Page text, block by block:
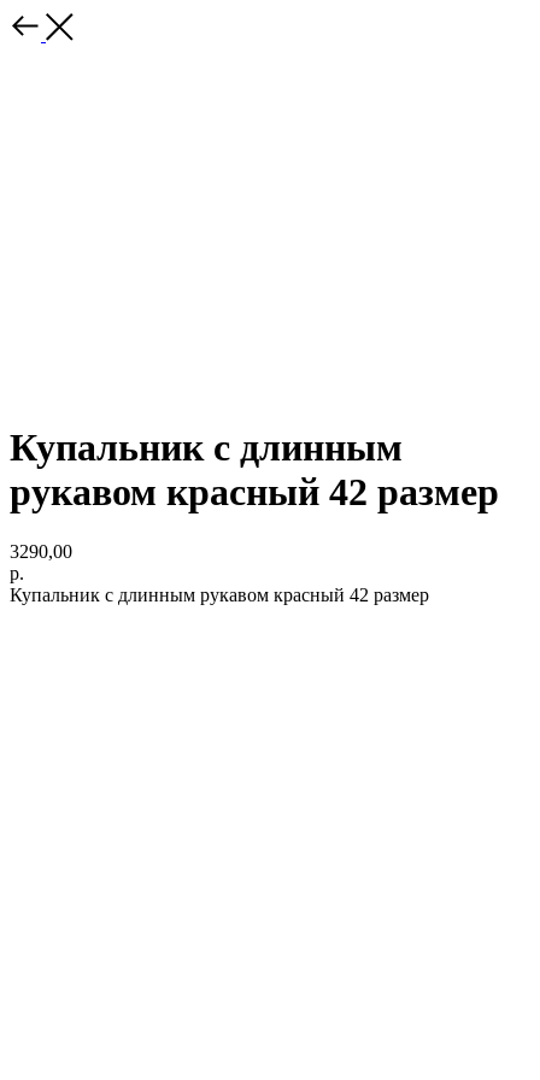
Купальник с длинным
рукавом красный 42 размер
3290,00
р.
Купальник с длинным рукавом красный 42 размер